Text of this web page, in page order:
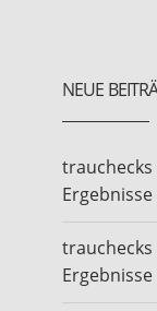
NEUE
Ergebnisse
Ergebnisse